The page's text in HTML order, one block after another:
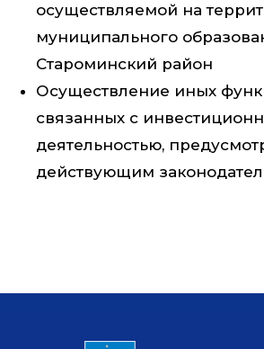
осуществляемой на
муниципального
Староминский район
Осуществление иных
связанных с
деятельностью,
действующим